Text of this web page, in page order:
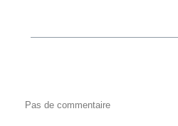
Pas de commentaire